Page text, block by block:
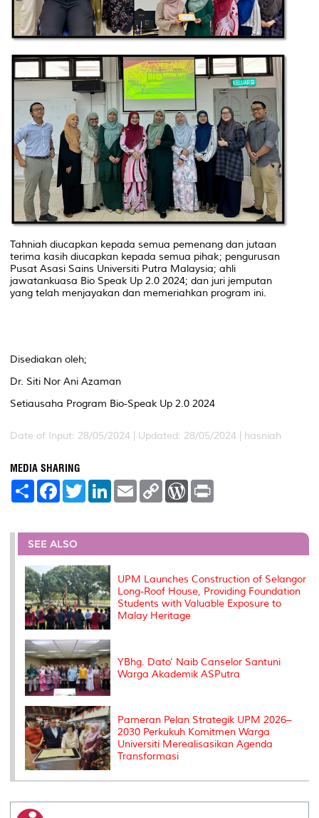
Tahniah diucapkan kepada semua pemenang dan jutaan
terima kasih diucapkan kepada semua pihak; pengurusan
Pusat Asasi Sains Universiti Putra Malaysia; ahli
jawatankuasa Bio Speak Up 2.0 2024; dan juri jemputan
yang telah menjayakan dan memeriahkan program ini.
Disediakan oleh;
Dr. Siti Nor Ani Azaman
Setiausaha Program Bio-Speak Up 2.0 2024
Date of Input: 28/05/2024 | Updated: 28/05/2024 | hasniah
MEDIA SHARING
S
e
F
a
b
o
o
k
T
w
t
r
L
e
I
E
m
l
C
L
n
W
P
e
s
t
SEE ALSO
UPM Launches Construction of Selangor
Long-Roof House, Providing Foundation
Students with Valuable Exposure to
Malay Heritage
YBhg. Dato' Naib Canselor Santuni
Warga Akademik ASPutra
Pameran Pelan Strategik UPM 2026–
2030 Perkukuh Komitmen Warga
Universiti Merealisasikan Agenda
Transformasi